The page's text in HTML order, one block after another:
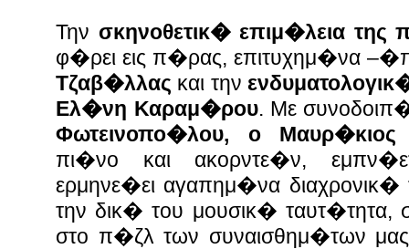
Την σκηνοθετικ� επιμ�λεια της
φ�ρει εις π�ρας, επιτυχημ�να
Τζαβ�λλας και την
Ελ�νη Καραμ�ρου. Με
Φωτεινοπο�λου, ο Μαυρ�κιος
πι�νο και ακορντε�ν,
ερμηνε�ει αγαπημ�να διαχρονικ�
την δικ� του μουσικ� ταυτ�τητα,
στο π�ζλ των συναισθημ�των